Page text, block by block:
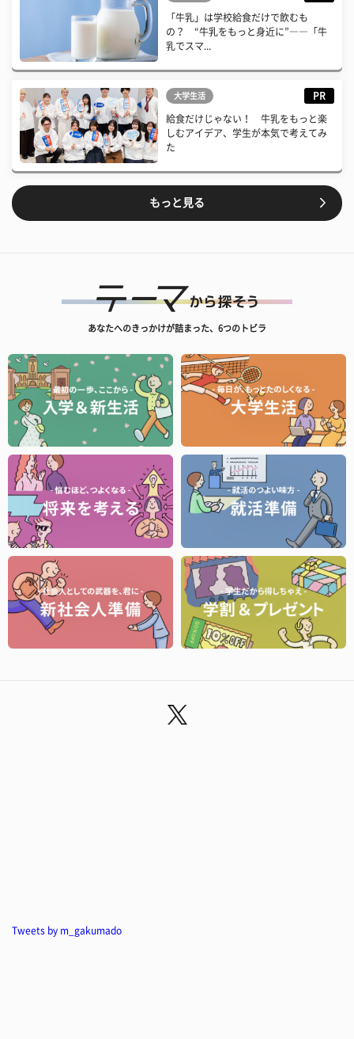
「牛乳」は学校給食だけで飲むも
の？ “牛乳をもっと身近に”――「牛
乳でスマ...
大学生活 PR
給食だけじゃない！ 牛乳をもっと楽
しむアイデア、学生が本気で考えてみ
た
もっと見る
あなたへのきっかけが詰まった、6つのトビラ
Tweets by m_gakumado